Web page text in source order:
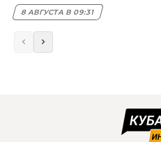
8 АВГУСТА В 09:31